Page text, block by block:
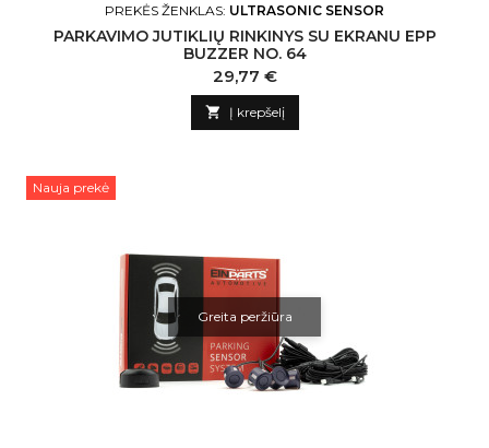
PREKĖS ŽENKLAS: ULTRASONIC SENSOR
PARKAVIMO JUTIKLIŲ RINKINYS SU EKRANU EPP
BUZZER NO. 64
Kaina
29,77 €
 Į krepšelį
Nauja prekė
Greita peržiūra